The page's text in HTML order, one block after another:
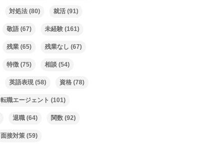
対処法 (80) 就活 (91)
敬語 (67) 未経験 (161)
残業 (65) 残業なし (67)
特徴 (75) 相談 (54)
英語表現(58) 資格 (78)
転職エージェント (101)
退職 (64) 関数 (92)
面接対策 (59)